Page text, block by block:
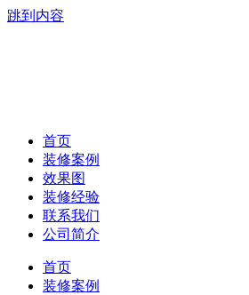
跳到内容
首页
装修案例
效果图
装修经验
联系我们
公司简介
首页
装修案例